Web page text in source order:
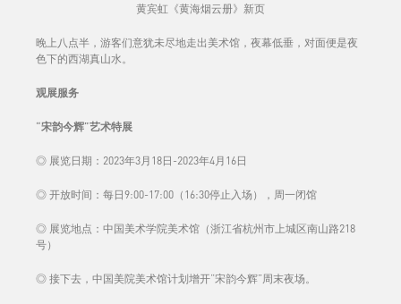
黄宾虹《黄海烟云册》新页
晚上八点半，游客们意犹未尽地走出美术馆，夜幕低垂，对面便是夜
色下的西湖真山水。
观展服务
“宋韵今辉”艺术特展
◎ 展览日期：2023年3月18日-2023年4月16日
◎ 开放时间：每日9:00-17:00（16:30停止入场），周一闭馆
◎ 展览地点：中国美术学院美术馆（浙江省杭州市上城区南山路218
号）
◎ 接下去，中国美院美术馆计划增开“宋韵今辉”周末夜场。